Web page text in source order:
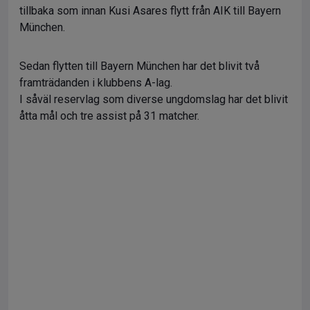
tillbaka som innan Kusi Asares flytt från AIK till Bayern
München.
Sedan flytten till Bayern München har det blivit två
framträdanden i klubbens A-lag.
I såväl reservlag som diverse ungdomslag har det blivit
åtta mål och tre assist på 31 matcher.